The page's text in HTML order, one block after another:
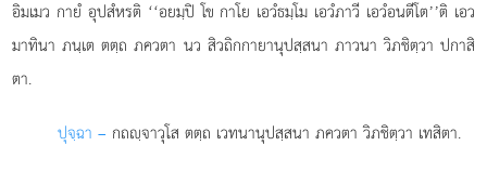
อิมเมว กายํ อุปสํหรติ ‘‘อยมฺปิ โข กาโย เอวํธมฺโม เอวํภาวี เอวํอนตีโต’’ติ เอว
มาทินา ภนฺเต ตตฺถ ภควตา นว สิวถิกกายานุปสฺสนา ภาวนา วิภชิตฺวา ปกาสิ
ตา.
ปุจฺฉา – กถฺจาวุโสตตฺถ เวทนานุปสฺสนา ภควตา วิภชิตฺวา เทสิตา.